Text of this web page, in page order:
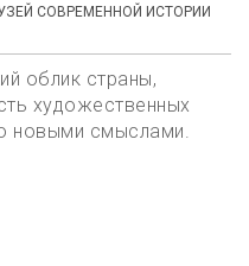
СОВРЕМЕННОЙ ИСТОРИИ
облик страны,
художественных
новыми смыслами.